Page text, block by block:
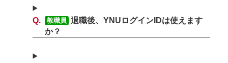
教職員 退職後、YNUログインIDは使えます
か？